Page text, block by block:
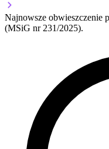
Najnowsze obwieszczenie
(MSiG nr 231/2025).